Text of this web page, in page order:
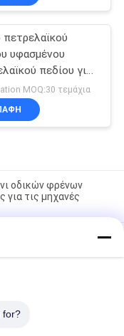
πετρελαϊκού
υφασμένου
πεδίου για
μηχανή
MOQ:30 τεμάχια
οδικών φρένων
τις μηχανές
φρένων υφασμένο
για γεωτρήσεις
Ρεζίνες φρένα
for?